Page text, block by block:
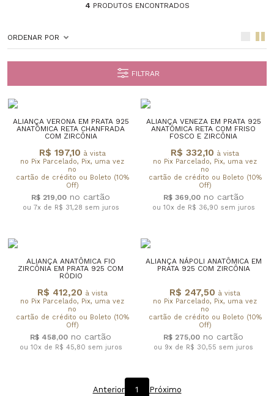
4 PRODUTOS ENCONTRADOS
ORDENAR POR
FILTRAR
ALIANÇA VERONA EM PRATA 925
ANATÔMICA RETA CHANFRADA
COM ZIRCÔNIA
R$ 197,10 à vista
no Pix Parcelado, Pix, uma vez
no
cartão de crédito ou Boleto (10%
Off)
R$ 219,00
ou 7x de R$ 31,28 sem juros
ALIANÇA VENEZA EM PRATA 925
ANATÔMICA RETA COM FRISO
FOSCO E ZIRCÔNIA
R$ 332,10 à vista
no Pix Parcelado, Pix, uma vez
no
cartão de crédito ou Boleto (10%
Off)
R$ 369,00
ou 10x de R$ 36,90 sem juros
ALIANÇA ANATÔMICA FIO
ZIRCÔNIA EM PRATA 925 COM
RÓDIO
R$ 412,20 à vista
no Pix Parcelado, Pix, uma vez
no
cartão de crédito ou Boleto (10%
Off)
R$ 458,00
ou 10x de R$ 45,80 sem juros
ALIANÇA NÁPOLI ANATÔMICA EM
PRATA 925 COM ZIRCÔNIA
R$ 247,50 à vista
no Pix Parcelado, Pix, uma vez
no
cartão de crédito ou Boleto (10%
Off)
R$ 275,00
ou 9x de R$ 30,55 sem juros
Anterior 1 Próximo